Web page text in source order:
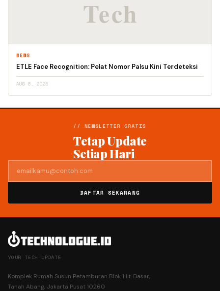
NEWS
ETLE Face Recognition: Pelat Nomor Palsu Kini Terdeteksi
AUG 6, 2026
// NEWSLETTER GRATIS
Tetap Update
Setiap Hari
DAFTAR SEKARANG
YOUR TECH UPDATE
Komplek Rumah Susun Petamburan Blok 1 Lt. Dasar,
Tanah Abang, Jakarta Pusat 10260